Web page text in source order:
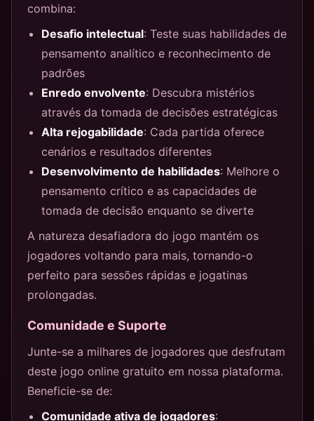
combina:
Desafio intelectual: Teste suas habilidades de
pensamento analítico e reconhecimento de
padrões
Enredo envolvente: Descubra mistérios
através da tomada de decisões estratégicas
Alta rejogabilidade: Cada partida oferece
cenários e resultados diferentes
Desenvolvimento de habilidades: Melhore o
pensamento crítico e as capacidades de
tomada de decisão enquanto se diverte
A natureza desafiadora do jogo mantém os
jogadores voltando para mais, tornando-o
perfeito para sessões rápidas e jogatinas
prolongadas.
Comunidade e Suporte
Junte-se a milhares de jogadores que desfrutam
deste jogo online gratuito em nossa plataforma.
Beneficie-se de:
Comunidade ativa de jogadores: